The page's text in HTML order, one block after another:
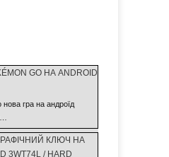
GO НА ANDROID
гра на андроїд
КЛЮЧ НА
3WT74L / HARD